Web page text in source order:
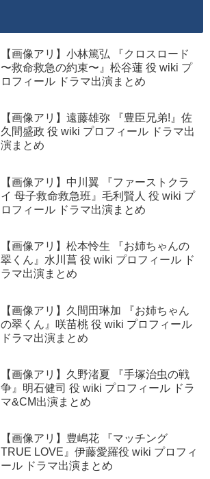
【画像アリ】小林篤弘 『クロスロード
〜救命救急の約束〜』松谷蓮 役 wiki プ
ロフィール ドラマ出演まとめ
【画像アリ】遠藤雄弥 『豊臣兄弟!』佐
久間盛政 役 wiki プロフィール ドラマ出
演まとめ
【画像アリ】中川翼 『ファーストクラ
イ 母子救命救急班』毛利賢人 役 wiki プ
ロフィール ドラマ出演まとめ
【画像アリ】松本怜生 『お姉ちゃんの
翠くん』水川菖 役 wiki プロフィール ド
ラマ出演まとめ
【画像アリ】久間田琳加 『お姉ちゃん
の翠くん』咲苗桃 役 wiki プロフィール
ドラマ出演まとめ
【画像アリ】久野渚夏 『手塚治虫の戦
争』明石健司 役 wiki プロフィール ドラ
マ&CM出演まとめ
【画像アリ】豊嶋花 『マッチング
TRUE LOVE』伊藤愛羅役 wiki プロフィ
ール ドラマ出演まとめ